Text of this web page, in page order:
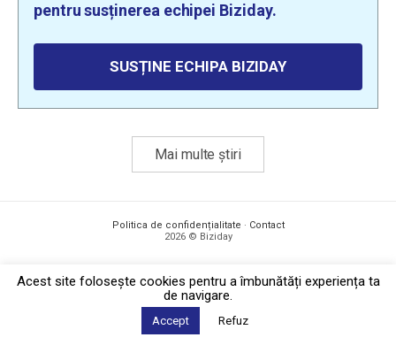
pentru susținerea echipei Biziday.
SUSȚINE ECHIPA BIZIDAY
Mai multe știri
Politica de confidențialitate · Contact
2026 © Biziday
Acest site foloseşte cookies pentru a îmbunătăți experiența ta
de navigare.
Accept Refuz